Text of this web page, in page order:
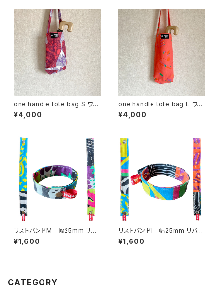
one handle tote bag S ワン
ハンドル トートバッグ o
¥4,000
one handle tote bag L ワン
ハンドル トートバッグ c
¥4,000
リストバンドM 幅25mm リバ
ーシブル
¥1,600
リストバンドI 幅25mm リバー
シブル
¥1,600
CATEGORY